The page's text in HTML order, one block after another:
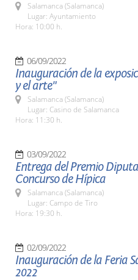
Salamanca (Salamanca)
Lugar: Ayuntamiento
Hora: 10:00 h.
06/09/2022
Inauguración de la
y el arte"
Salamanca (Salamanca)
Lugar: Casino de Salamanca
Hora: 11:30 h.
03/09/2022
Entrega del Premio
Concurso de Hípica
Salamanca (Salamanca)
Lugar: Campo de Tiro
Hora: 19:30 h.
02/09/2022
Inauguración de la Feria
2022